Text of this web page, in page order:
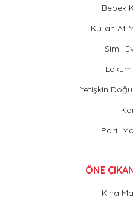
Bebek
Kullan At
Simli
Lokum
Yetişkin
Parti
ÖNE
Kına